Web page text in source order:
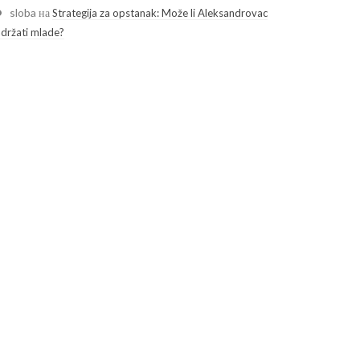
sloba наStrategija za opstanak: Može li Aleksandrovac
mlade?